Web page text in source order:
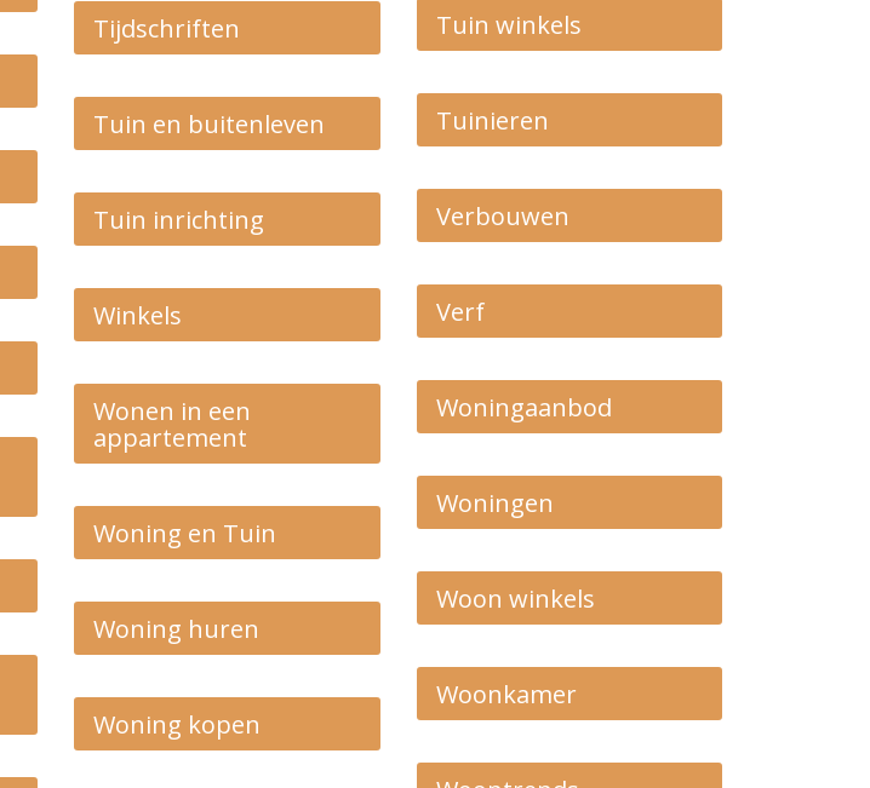
Tijdschriften
Tuin en buitenleven
Tuin inrichting
Winkels
Wonen in een
appartement
Woning en Tuin
Woning huren
Woning kopen
Tuin winkels
Tuinieren
Verbouwen
Verf
Woningaanbod
Woningen
Woon winkels
Woonkamer